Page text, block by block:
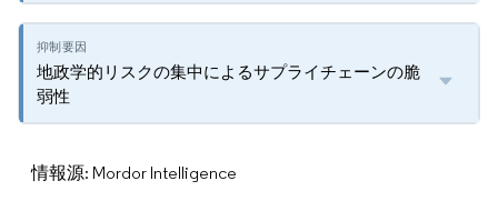
地政学的リスクの集中によるサプライチェーンの脆
弱性
情報源: Mordor Intelligence